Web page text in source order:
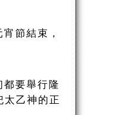
節結束，
要舉行隆
乙神的正